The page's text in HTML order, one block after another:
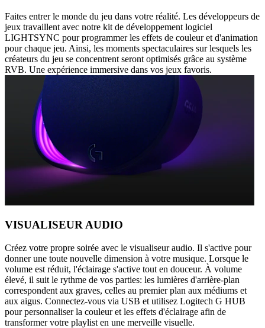
Faites entrer le monde du jeu dans votre réalité. Les développeurs de
jeux travaillent avec notre kit de développement logiciel
LIGHTSYNC pour programmer les effets de couleur et d'animation
pour chaque jeu. Ainsi, les moments spectaculaires sur lesquels les
créateurs du jeu se concentrent seront optimisés grâce au système
RVB. Une expérience immersive dans vos jeux favoris.
VISUALISEUR AUDIO
Créez votre propre soirée avec le visualiseur audio. Il s'active pour
donner une toute nouvelle dimension à votre musique. Lorsque le
volume est réduit, l'éclairage s'active tout en douceur. À volume
élevé, il suit le rythme de vos parties: les lumières d'arrière-plan
correspondent aux graves, celles au premier plan aux médiums et
aux aigus. Connectez-vous via USB et utilisez Logitech G HUB
pour personnaliser la couleur et les effets d'éclairage afin de
transformer votre playlist en une merveille visuelle.